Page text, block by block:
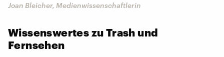
Joan Bleicher, Medienwissenschaftlerin
Wissenswertes zu Trash und
Fernsehen